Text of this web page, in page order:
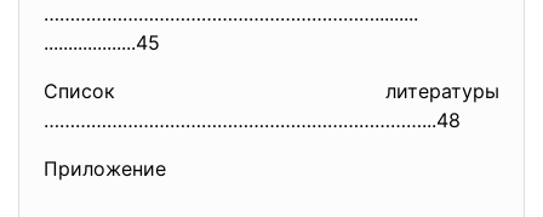
……………………………………………………….........
...................45
Список литературы
………………………………………………………………...48
Приложение